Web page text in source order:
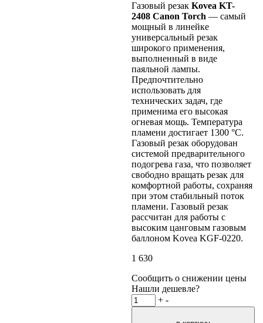
Газовый резак Kovea KT-
2408 Canon Torch — самый
мощный в линейке
универсальный резак
широкого применения,
выполненный в виде
паяльной лампы.
Предпочтительно
использовать для
технических задач, где
применима его высокая
огневая мощь. Температура
пламени достигает 1300 °C.
Газовый резак оборудован
системой предварительного
подогрева газа, что позволяет
свободно вращать резак для
комфортной работы, сохраняя
при этом стабильный поток
пламени. Газовый резак
рассчитан для работы с
высоким цанговым газовым
баллоном Kovea KGF-0220.
1 630
Сообщить о снижении цены
Нашли дешевле?
+ -